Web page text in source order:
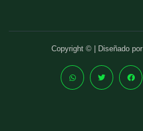
Copyright © | Diseñado por